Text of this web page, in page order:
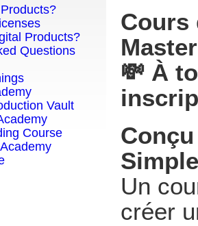
Products?
Questions
Vault
Course
Cours
💸 À
Un
créer